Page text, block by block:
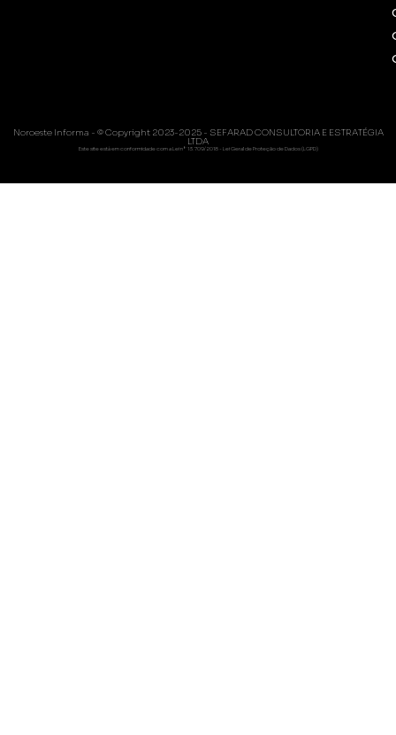
Noroeste Informa - © Copyright 2023-2025 - SEFARAD CONSULTORIA E ESTRATÉGIA
LTDA
Este site está em conformidade com a Lei nº 13.709/2018 - Lei Geral de Proteção de Dados (LGPD)